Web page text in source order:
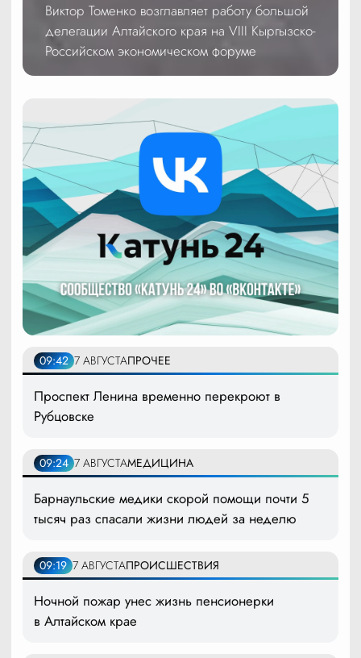
Виктор Томенко возглавляет работу большой
делегации Алтайского края на VIII Кыргызско-
Российском экономическом форуме
09:42 7 АВГУСТАПРОЧЕЕ
Проспект Ленина временно перекроют в
Рубцовске
09:24 7 АВГУСТАМЕДИЦИНА
Барнаульские медики скорой помощи почти 5
тысяч раз спасали жизни людей за неделю
09:19 7 АВГУСТАПРОИСШЕСТВИЯ
Ночной пожар унес жизнь пенсионерки
в Алтайском крае